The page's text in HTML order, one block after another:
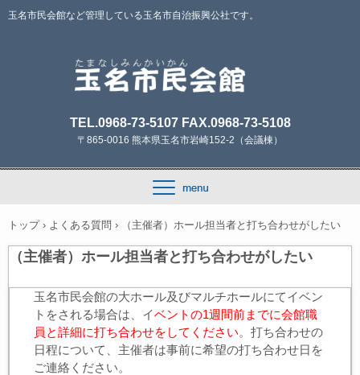
玉名市民会館など管理している玉名市自治振興公社です。
TEL.0968-73-5107 FAX.0968-73-5108
〒865-0016 熊本県玉名市岩崎152-2（会議棟）
トップ › よくある質問 › （主催者）ホール担当者と打ち合わせがしたい
（主催者）ホール担当者と打ち合わせがしたい
玉名市民会館の大ホール及びマルチホールにてイベン
トをされる場合は、イベントの1週間前までに会館職
員と詳細に打ち合わせをしてください。打ち合わせの
日程について、主催者は事前に希望の打ち合わせ日を
ご連絡ください。